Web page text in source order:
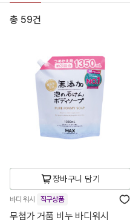
총 59건
장바구니 담기
바디 워시 직구상품
무첨가 거품 비누 바디워시